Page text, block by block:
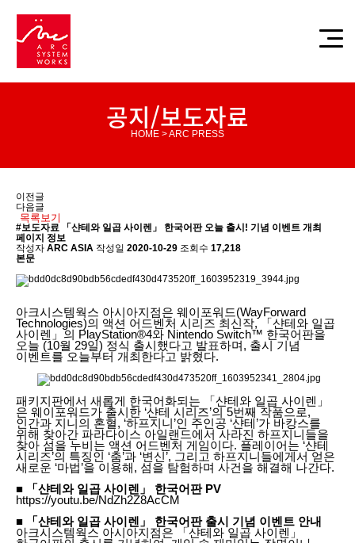
공지/보도자료
HOME > ARC PRESS
이전글
다음글
목록보기
#보도자료
「샨테와 일곱 사이렌」 한국어판 오늘 출시! 기념 이벤트 개최
페이지 정보
작성자 ARC ASIA 작성일 2020-10-29 조회수 17,218
본문
아크시스템웍스 아시아지점은 웨이포워드(WayForward
Technologies)의 액션 어드벤처 시리즈 최신작, 「샨테와 일곱
사이렌」의 PlayStation®4와 Nintendo Switch™ 한국어판을
오늘 (10월 29일) 정식 출시했다고 발표하며, 출시 기념
이벤트를 오늘부터 개최한다고 밝혔다.
패키지판에서 새롭게 한국어화되는 「샨테와 일곱 사이렌」
은 웨이포워드가 출시한 ‘샨테 시리즈’의 5번째 작품으로,
인간과 지니의 혼혈, ‘하프지니’인 주인공 ‘샨테’가 바캉스를
위해 찾아간 파라다이스 아일랜드에서 사라진 하프지니들을
찾아 섬을 누비는 액션 어드벤처 게임이다. 플레이어는 ‘샨테
시리즈’의 특징인 ‘춤’과 ‘변신’, 그리고 하프지니들에게서 얻은
새로운 ‘마법’을 이용해, 섬을 탐험하며 사건을 해결해 나간다.
■ 「샨테와 일곱 사이렌」 한국어판 PV
https://youtu.be/NdZh2Z8AcCM
■ 「샨테와 일곱 사이렌」 한국어판 출시 기념 이벤트 안내
아크시스템웍스 아시아지점은 「샨테와 일곱 사이렌」